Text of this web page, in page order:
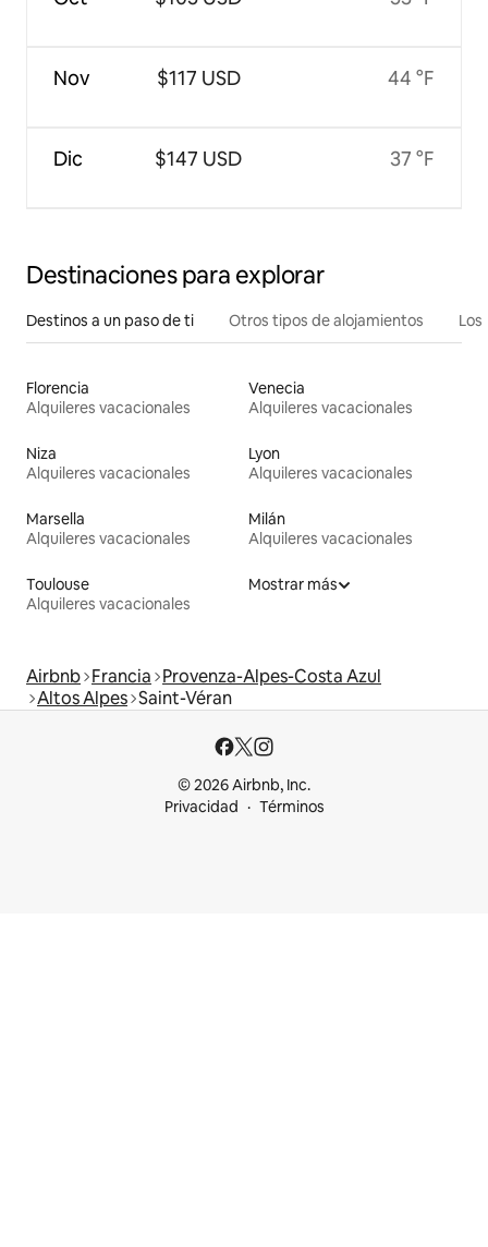
Nov
Dic
$117 USD
$147 USD
44 °F
37 °F
Destinaciones para explorar
Destinos a un paso de ti Otros tipos de alojamientos
Florencia
Alquileres vacacionales
Venecia
Alquileres vacacionales
Niza
Alquileres vacacionales
Lyon
Alquileres vacacionales
Marsella
Alquileres vacacionales
Milán
Alquileres vacacionales
Toulouse
Alquileres vacacionales
Mostrar más
Airbnb Francia Provenza-Alpes-Costa Azul
Altos Alpes Saint-Véran
© 2026 Airbnb, Inc.
Privacidad
Términos